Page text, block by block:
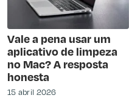
Vale a pena usar um
aplicativo de limpeza
no Mac? A resposta
honesta
15 abril 2026